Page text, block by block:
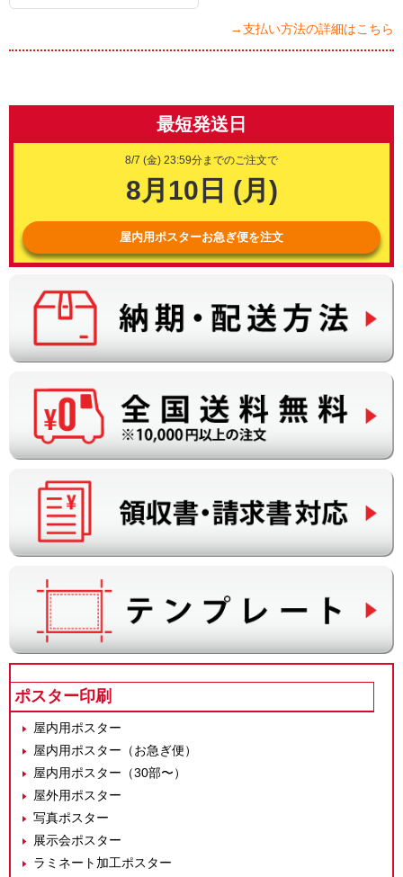
→支払い方法の詳細はこちら
ポスター印刷
屋内用ポスター
屋内用ポスター（お急ぎ便）
屋内用ポスター（30部〜）
屋外用ポスター
写真ポスター
展示会ポスター
ラミネート加工ポスター